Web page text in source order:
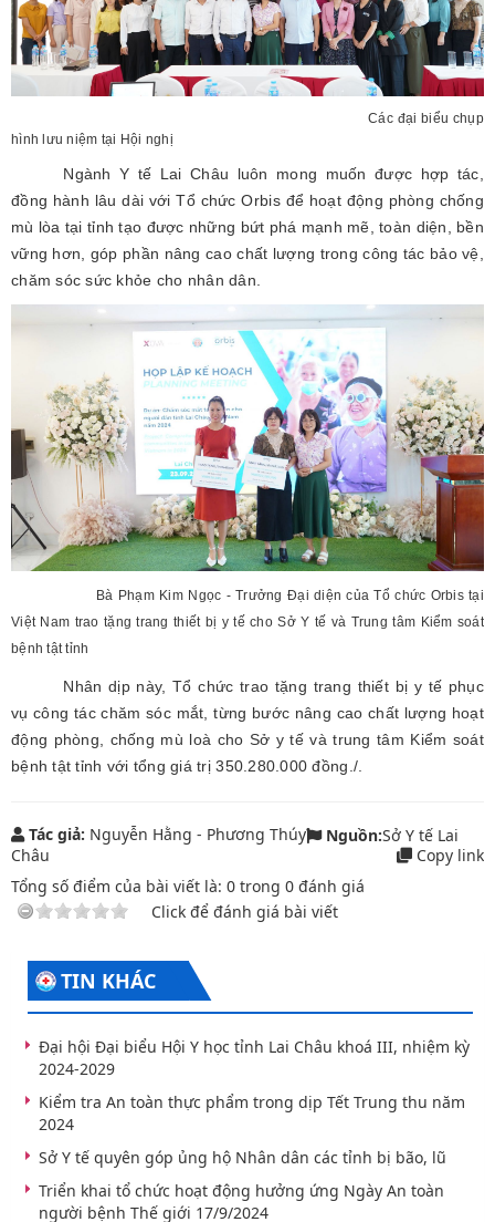
Các đại biểu chụp
hình lưu niệm tại Hội nghị
Ngành Y tế Lai Châu luôn mong muốn được hợp tác,
đồng hành lâu dài với Tổ chức Orbis để hoạt động phòng chống
mù lòa tại tỉnh tạo được những bứt phá mạnh mẽ, toàn diện, bền
vững hơn, góp phần nâng cao chất lượng trong công tác bảo vệ,
chăm sóc sức khỏe cho nhân dân.
Bà Phạm Kim Ngọc - Trưởng Đại diện của Tổ chức Orbis tại
Việt Nam trao tặng trang thiết bị y tế cho Sở Y tế và Trung tâm Kiểm soát
bệnh tật tỉnh
Nhân dịp này, Tổ chức trao tặng trang thiết bị y tế phục
vụ công tác chăm sóc mắt, từng bước nâng cao chất lượng hoạt
động phòng, chống mù loà cho Sở y tế và trung tâm Kiểm soát
bệnh tật tỉnh với tổng giá trị 350.280.000 đồng./.
Tác giả: Nguyễn Hằng - Phương Thúy Nguồn:Sở Y tế Lai
Châu
Copy link
Tổng số điểm của bài viết là: 0 trong 0 đánh giá
Click để đánh giá bài viết
TIN KHÁC
Đại hội Đại biểu Hội Y học tỉnh Lai Châu khoá III, nhiệm kỳ
2024-2029
Kiểm tra An toàn thực phẩm trong dịp Tết Trung thu năm
2024
Sở Y tế quyên góp ủng hộ Nhân dân các tỉnh bị bão, lũ
Triển khai tổ chức hoạt động hưởng ứng Ngày An toàn
người bệnh Thế giới 17/9/2024